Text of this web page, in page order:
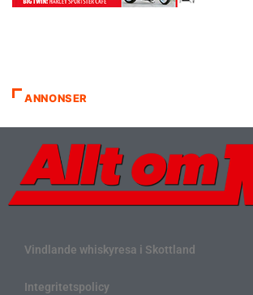
ANNONSER
Vindlande whiskyresa i Skottland
Integritetspolicy